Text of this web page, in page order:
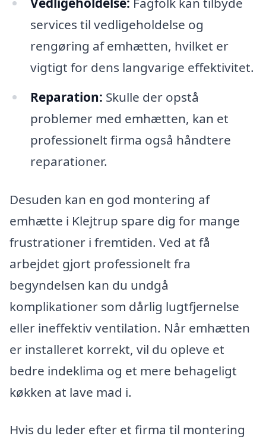
services til vedligeholdelse og
rengøring af emhætten, hvilket er
vigtigt for dens langvarige effektivitet.
Reparation: Skulle der opstå
problemer med emhætten, kan et
professionelt firma også håndtere
reparationer.
Desuden kan en god montering af
emhætte i Klejtrup spare dig for mange
frustrationer i fremtiden. Ved at få
arbejdet gjort professionelt fra
begyndelsen kan du undgå
komplikationer som dårlig lugtfjernelse
eller ineffektiv ventilation. Når emhætten
er installeret korrekt, vil du opleve et
bedre indeklima og et mere behageligt
køkken at lave mad i.
Hvis du leder efter et firma til montering